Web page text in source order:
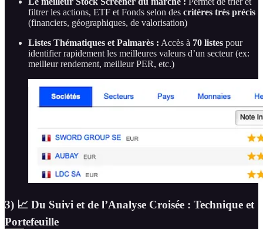
filtrer les actions, ETF et Fonds selon des critères très précis
(financiers, géographiques, de valorisation)
Listes Thématiques et Palmarès : Accès à 70 listes pour
identifier rapidement les meilleures valeurs d’un secteur (ex:
meilleur rendement, meilleur PER, etc.)
3) 📈 Du Suivi et de l’Analyse Croisée : Technique et
Portefeuille